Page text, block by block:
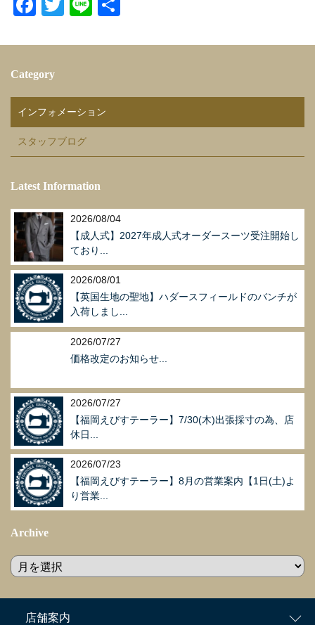
F
c
e
b
o
o
k
T
tt
Li
e
Category
インフォメーション
スタッフブログ
Latest Information
2026/08/04
【成人式】2027年成人式オーダースーツ受注開始し
ており...
2026/08/01
【英国生地の聖地】ハダースフィールドのバンチが
入荷しまし...
2026/07/27
価格改定のお知らせ...
2026/07/27
【福岡えびすテーラー】7/30(木)出張採寸の為、店
休日...
2026/07/23
【福岡えびすテーラー】8月の営業案内【1日(土)よ
り営業...
Archive
店舗案内